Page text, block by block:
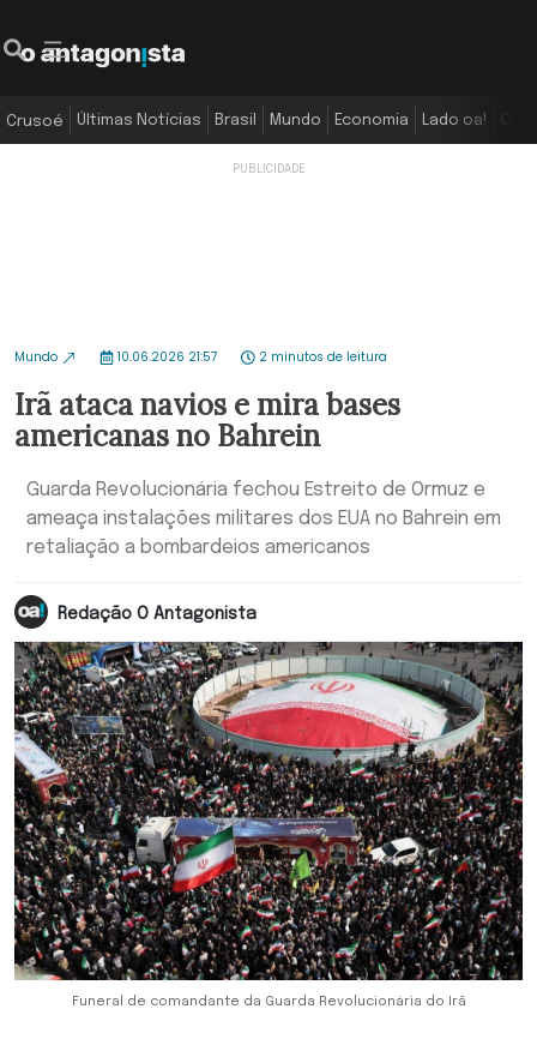
Crusoé Últimas Notícias Brasil Mundo Economia Lado oa!
Mundo 10.06.2026 21:57 2 minutos de leitura
Irã ataca navios e mira bases
americanas no Bahrein
Guarda Revolucionária fechou Estreito de Ormuz e
ameaça instalações militares dos EUA no Bahrein em
retaliação a bombardeios americanos
Redação O Antagonista
Funeral de comandante da Guarda Revolucionária do Irã